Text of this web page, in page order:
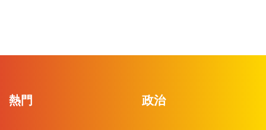
熱門 政治